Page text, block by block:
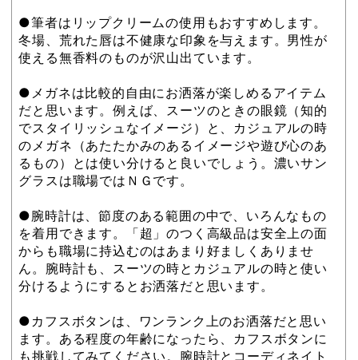
●筆者はリップクリームの使用もおすすめします。
冬場、荒れた唇は不健康な印象を与えます。男性が
使える無香料のものが沢山出ています。
●メガネは比較的自由にお洒落が楽しめるアイテム
だと思います。例えば、スーツのときの眼鏡（知的
でスタイリッシュなイメージ）と、カジュアルの時
のメガネ（あたたかみのあるイメージや遊び心のあ
るもの）とは使い分けると良いでしょう。濃いサン
グラスは職場ではＮＧです。
●腕時計は、節度のある範囲の中で、いろんなもの
を着用できます。「超」のつく高級品は安全上の面
からも職場に持込むのはあまり好ましくありませ
ん。腕時計も、スーツの時とカジュアルの時と使い
分けるようにするとお洒落だと思います。
●カフスボタンは、ワンランク上のお洒落だと思い
ます。ある程度の年齢になったら、カフスボタンに
も挑戦してみてください。腕時計とコーディネイト